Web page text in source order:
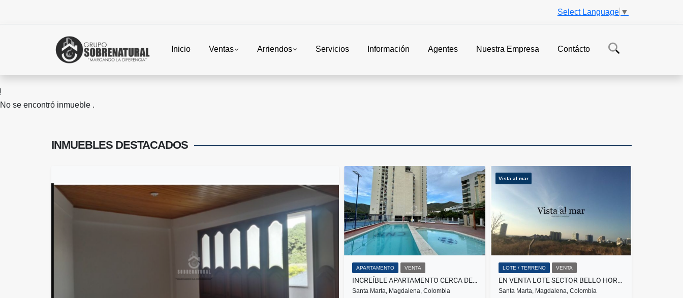
Select Language ▼
Inicio Ventas Arriendos Servicios Información Agentes Nuestra Empresa Contácto
No se encontró inmueble .
INMUEBLES DESTACADOS
APARTAMENTO VENTA
INCREÍBLE APARTAMENTO CERCA DEL MAR EN EL RODADERO PERMISO TURÍSTICO
Santa Marta, Magdalena, Colombia
Vista al mar
LOTE / TERRENO VENTA
EN VENTA LOTE SECTOR BELLO HORIZONTE
Santa Marta, Magdalena, Colombia